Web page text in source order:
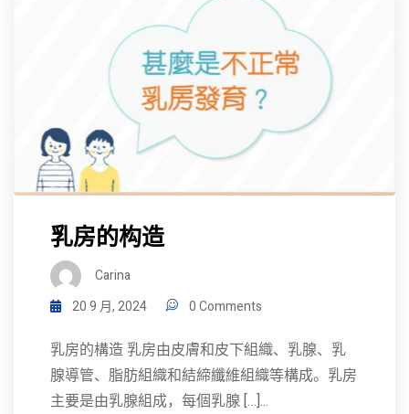
乳房的构造
Carina
20 9 月, 2024
0 Comments
乳房的構造 乳房由皮膚和皮下組織、乳腺、乳
腺導管、脂肪組織和結締纖維組織等構成。乳房
主要是由乳腺組成，每個乳腺 […]...